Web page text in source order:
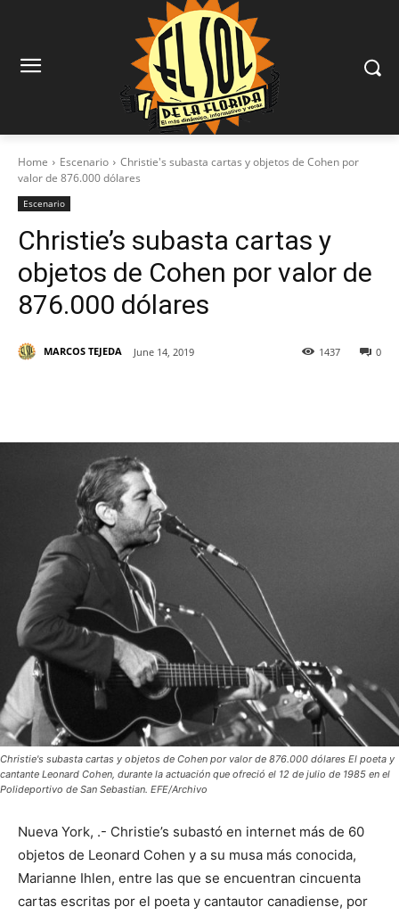
Home Escenario
Christie's subasta cartas y objetos de Cohen por
valor de 876.000 dólares
Escenario
Christie’s subasta cartas y
objetos de Cohen por valor de
876.000 dólares
MARCOS TEJEDA June 14, 2019 0
1437
Christie's subasta cartas y objetos de Cohen por valor de 876.000 dólares El poeta y
cantante Leonard Cohen, durante la actuación que ofreció el 12 de julio de 1985 en el
Polideportivo de San Sebastian. EFE/Archivo
Nueva York, .- Christie’s subastó en internet más de 60
objetos de Leonard Cohen y a su musa más conocida,
Marianne Ihlen, entre las que se encuentran cincuenta
cartas escritas por el poeta y cantautor canadiense, por